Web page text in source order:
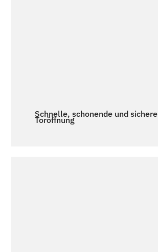
Schnelle, schonende und sichere
Toröffnung